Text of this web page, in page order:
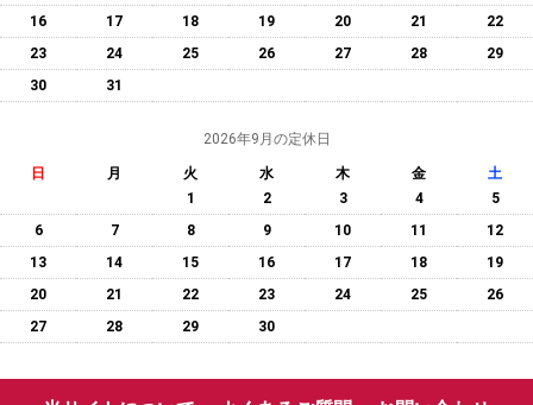
16
17 18 19 20 21
22
23
24 25 26 27 28
29
30
31
2026年9月の定休日
日 月 火 水 木 金
土
1
2 3 4
5
6
7 8 9 10 11
12
13
14 15 16 17 18
19
20
21 22 23 24 25
26
27
28 29 30